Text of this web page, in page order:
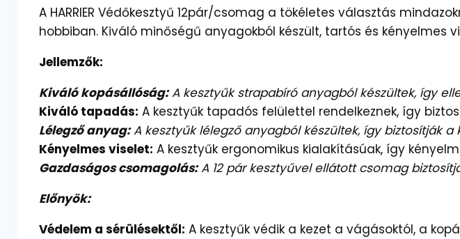
A HARRIER Védőkesztyű 12pár/csomag a tökéletes választás
hobbiban. Kiváló minőségű anyagokból készült, tartós és kényelmes
Jellemzők:
Kiváló kopásállóság:A kesztyűk strapabíró anyagból készültek, így
Kiváló tapadás: A kesztyűk tapadós felülettel rendelkeznek, így
Lélegző anyag:A kesztyűk lélegző anyagból készültek, így biztosítják a
Kényelmes viselet: A kesztyűk ergonomikus kialakításúak, így
Gazdaságos csomagolás:A 12 pár kesztyűvel ellátott csomag
Előnyök:
Védelem a sérülésektől: A kesztyűk védik a kezet a vágásoktól, a